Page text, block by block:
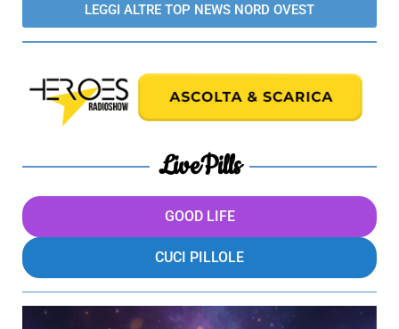
LEGGI ALTRE TOP NEWS NORD OVEST
LivePills
GOOD LIFE
CUCI PILLOLE